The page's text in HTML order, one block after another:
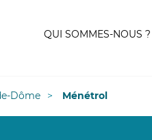
QUI SOMMES-NOUS ?
Dôme Ménétrol